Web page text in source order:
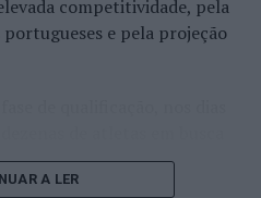
Com recurso a um pequeno
encenação inspirada no
competitividade, pela
e pela projeção
A cerimónia de
do presidente da
A LER